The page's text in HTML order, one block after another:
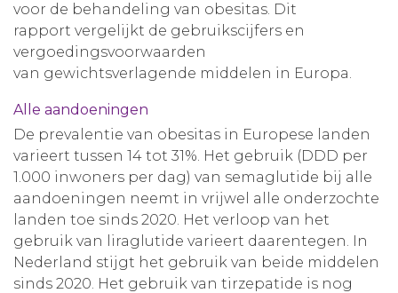
voor de behandeling van obesitas. Dit
rapport vergelijkt de gebruikscijfers en
vergoedingsvoorwaarden
van gewichtsverlagende middelen in Europa.
Alle aandoeningen
De prevalentie van obesitas in Europese landen
varieert tussen 14 tot 31%. Het gebruik (DDD per
1.000 inwoners per dag) van semaglutide bij alle
aandoeningen neemt in vrijwel alle onderzochte
landen toe sinds 2020. Het verloop van het
gebruik van liraglutide varieert daarentegen. In
Nederland stijgt het gebruik van beide middelen
sinds 2020. Het gebruik van tirzepatide is nog